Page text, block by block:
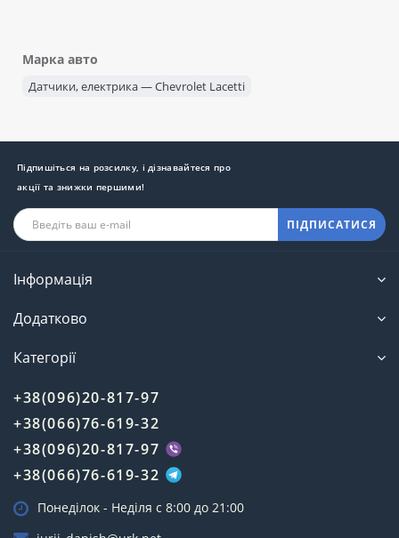
Марка авто
Датчики, електрика — Chevrolet Lacetti
Підпишіться на розсилку, і дізнавайтеся про
акції та знижки першими!
ПІДПИСАТИСЯ
Інформація
Додатково
Категорії
+38(096)20-817-97
+38(066)76-619-32
+38(096)20-817-97
+38(066)76-619-32
Понеділок - Неділя c 8:00 до 21:00